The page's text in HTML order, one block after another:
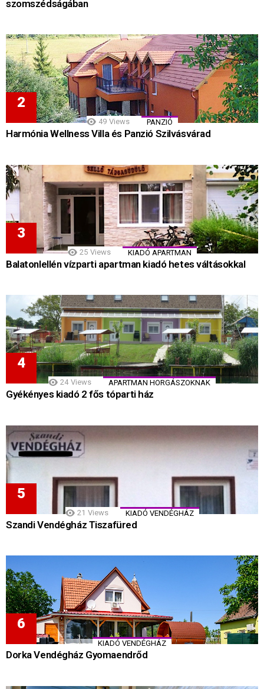
szomszédságában
49 Views PANZIÓ
Harmónia Wellness Villa és Panzió Szilvásvárad
25 Views KIADÓ APARTMAN
Balatonlellén vízparti apartman kiadó hetes váltásokkal
24 Views APARTMAN HORGÁSZOKNAK
Gyékényes kiadó 2 fős tóparti ház
21 Views KIADÓ VENDÉGHÁZ
Szandi Vendégház Tiszafüred
KIADÓ VENDÉGHÁZ
Dorka Vendégház Gyomaendrőd